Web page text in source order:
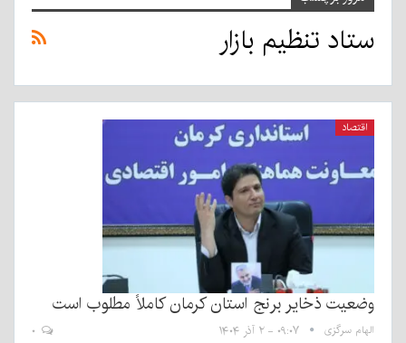
ستاد تنظیم بازار
اقتصاد
وضعیت ذخایر برنج استان کرمان کاملاً مطلوب است
الهام سرگزی ۰۹:۰۷ - ۲ آذر ۱۴۰۴